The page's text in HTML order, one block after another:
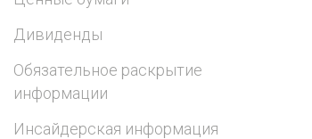
документов
Долговые инструменты
Дивиденды
Обязательное раскрытие
информации
Инсайдерская информация